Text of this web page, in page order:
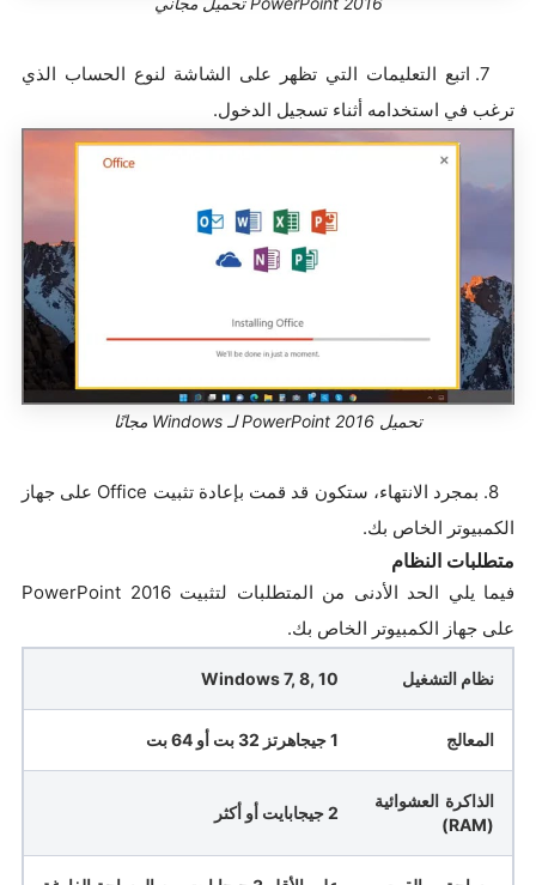
7. اتبع التعليمات التي تظهر على الشاشة لنوع الحساب الذي
ترغب في استخدامه أثناء تسجيل الدخول.
تحميل PowerPoint 2016 لـ Windows مجانًا
8. بمجرد الانتهاء، ستكون قد قمت بإعادة تثبيت Office على جهاز
الكمبيوتر الخاص بك.
متطلبات النظام
فيما يلي الحد الأدنى من المتطلبات لتثبيت PowerPoint 2016
على جهاز الكمبيوتر الخاص بك.
نظام التشغيل Windows 7, 8, 10
المعالج 1 جيجاهرتز 32 بت أو 64 بت
الذاكرة العشوائية
(RAM)
2 جيجابايت أو أكثر